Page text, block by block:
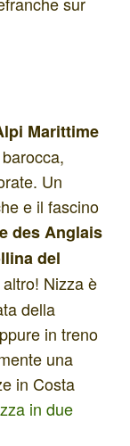
Marittime
Un
e il fascino
des Anglais
del
Nizza è
della
in treno
una
in Costa
in due